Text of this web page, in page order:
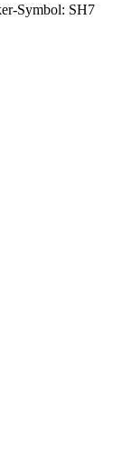
Symbol: SH7